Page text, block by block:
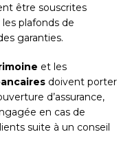
être souscrites
plafonds de
garanties.
et les
doivent porter
d’assurance,
en cas de
suite à un conseil